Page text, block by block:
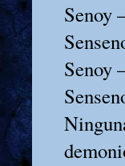
Senoy
Senoy